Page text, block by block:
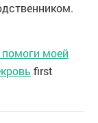
моей
first